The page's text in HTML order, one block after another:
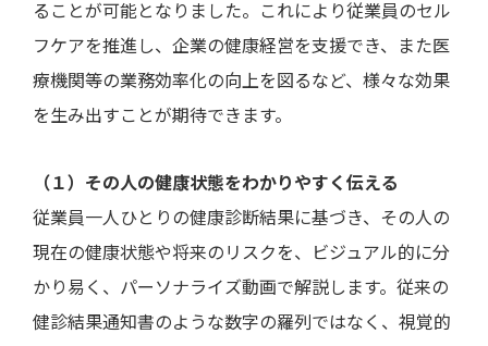
ることが可能となりました。これにより従業員のセル
フケアを推進し、企業の健康経営を支援でき、また医
療機関等の業務効率化の向上を図るなど、様々な効果
を生み出すことが期待できます。
（１）その人の健康状態をわかりやすく伝える
従業員一人ひとりの健康診断結果に基づき、その人の
現在の健康状態や将来のリスクを、ビジュアル的に分
かり易く、パーソナライズ動画で解説します。従来の
健診結果通知書のような数字の羅列ではなく、視覚的